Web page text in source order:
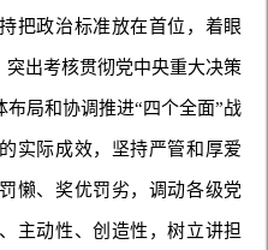
把政治标准放在首位，着眼
突出考核贯彻党中央重大决策
局和协调推进“四个全面”战
实际成效，坚持严管和厚爱
懒、奖优罚劣，调动各级党
主动性、创造性，树立讲担